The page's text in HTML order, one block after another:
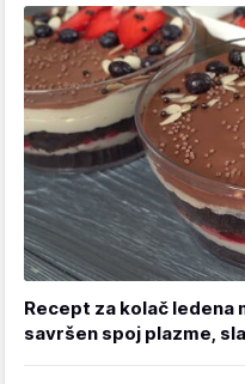
Recept za kolač ledena
savršen spoj plazme,